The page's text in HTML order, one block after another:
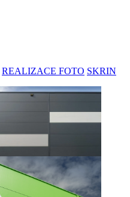
REALIZACE FOTO SKRIN